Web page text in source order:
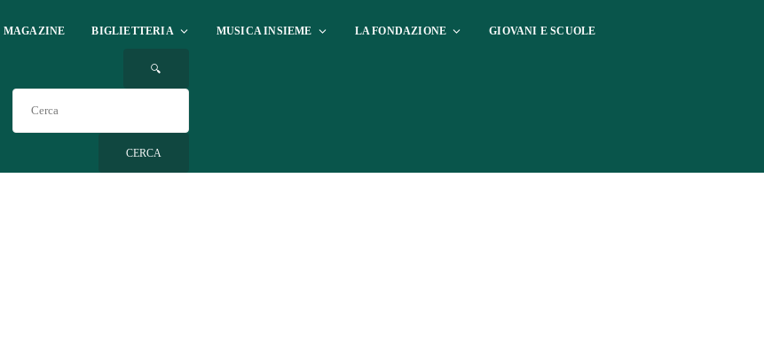
MAGAZINE BIGLIETTERIA MUSICA INSIEME LA FONDAZIONE GIOVANI E SCUOLE
🔍
CERCA